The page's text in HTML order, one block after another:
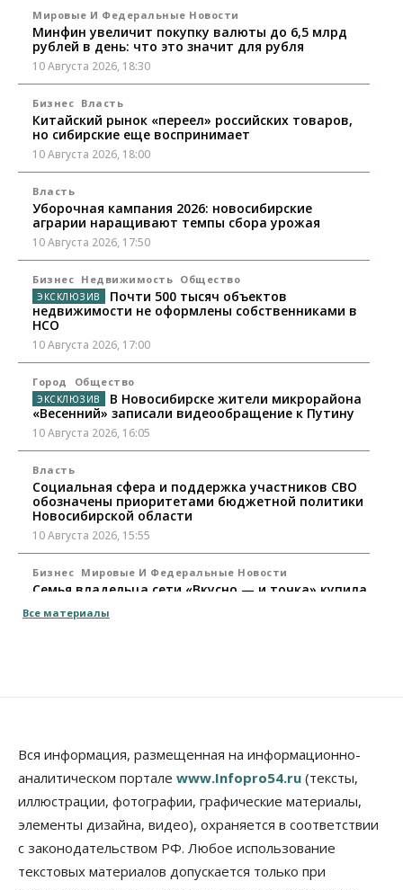
Мировые И Федеральные Новости
Минфин увеличит покупку валюты до 6,5 млрд
рублей в день: что это значит для рубля
10 Августа 2026, 18:30
Бизнес Власть
Китайский рынок «переел» российских товаров,
но сибирские еще воспринимает
10 Августа 2026, 18:00
Власть
Уборочная кампания 2026: новосибирские
аграрии наращивают темпы сбора урожая
10 Августа 2026, 17:50
Бизнес Недвижимость Общество
Почти 500 тысяч объектов
недвижимости не оформлены собственниками в
НСО
10 Августа 2026, 17:00
Город Общество
В Новосибирске жители микрорайона
«Весенний» записали видеообращение к Путину
10 Августа 2026, 16:05
Власть
Социальная сфера и поддержка участников СВО
обозначены приоритетами бюджетной политики
Новосибирской области
10 Августа 2026, 15:55
Бизнес Мировые И Федеральные Новости
Семья владельца сети «Вкусно — и точка» купила
10 Августа 2026, 15:30
Недвижимость
Новосибирск находится в процессе движения к
«человечному» городу
10 Августа 2026, 15:00
Общество Право&Порядок
Кафе японской кухни в Новосибирске закрыли на
45 дней
Все материалы
Вся информация, размещенная на информационно-
аналитическом портале www.Infopro54.ru (тексты,
иллюстрации, фотографии, графические материалы,
элементы дизайна, видео), охраняется в соответствии
с законодательством РФ. Любое использование
текстовых материалов допускается только при